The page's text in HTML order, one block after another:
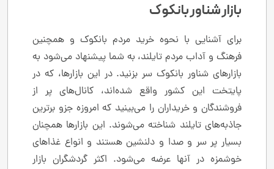
بازار شناور بانکوک
برای آشنایی با نحوه خرید مردم بانکوک و همچنین
فرهنگ و آداب مردم تایلند، به شما پیشنهاد می‌شود به
بازارهای شناور بانکوک سر بزنید. در این بازارها، که در
پایتخت این کشور واقع شده‌اند، کانال‌های پر از
فروشندگان و خریداران را می‌بینید که امروزه جزو برترین
جاذبه‌های تایلند شناخته می‌شوند. این بازارها همچنان
بسیار پر سر و صدا و دلنشین هستند و انواع غذاهای
خوشمزه در آنها عرضه می‌شود. اکثر گردشگران بازار